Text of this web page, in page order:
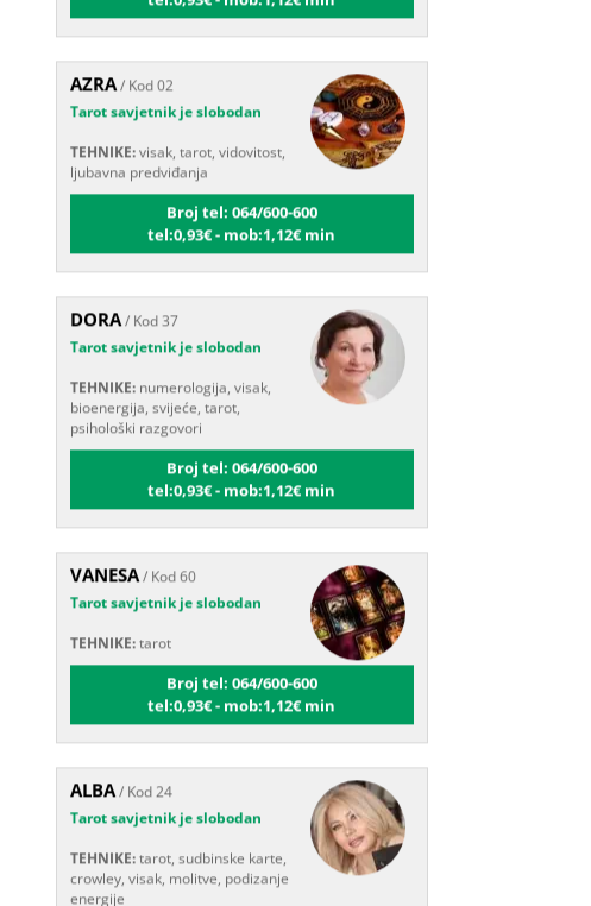
/ Kod 02
Tarot savjetnik je slobodan
TEHNIKE:visak, tarot, vidovitost,
ljubavna predviđanja
Broj tel: 064/600-600
tel:0,93€ - mob:1,12€ min
/ Kod 37
Tarot savjetnik je slobodan
TEHNIKE:numerologija, visak,
bioenergija, svijeće, tarot,
psihološki razgovori
Broj tel: 064/600-600
tel:0,93€ - mob:1,12€ min
/ Kod 60
Tarot savjetnik je slobodan
TEHNIKE:tarot
Broj tel: 064/600-600
tel:0,93€ - mob:1,12€ min
/ Kod 24
Tarot savjetnik je slobodan
TEHNIKE:tarot, sudbinske karte,
crowley, visak, molitve, podizanje
energije